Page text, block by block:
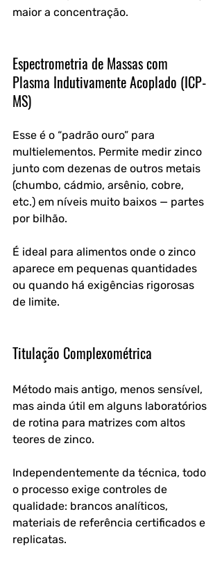
maior a concentração.
Espectrometria de Massas com
Plasma Indutivamente Acoplado (ICP-
MS)
Esse é o “padrão ouro” para
multielementos. Permite medir zinco
junto com dezenas de outros metais
(chumbo, cádmio, arsênio, cobre,
etc.) em níveis muito baixos — partes
por bilhão.
É ideal para alimentos onde o zinco
aparece em pequenas quantidades
ou quando há exigências rigorosas
de limite.
Titulação Complexométrica
Método mais antigo, menos sensível,
mas ainda útil em alguns laboratórios
de rotina para matrizes com altos
teores de zinco.
Independentemente da técnica, todo
o processo exige controles de
qualidade: brancos analíticos,
materiais de referência certificados e
replicatas.